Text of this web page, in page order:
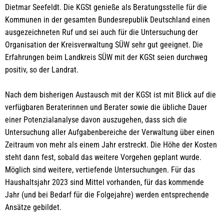
Dietmar Seefeldt. Die KGSt genieße als Beratungsstelle für die
Kommunen in der gesamten Bundesrepublik Deutschland einen
ausgezeichneten Ruf und sei auch für die Untersuchung der
Organisation der Kreisverwaltung SÜW sehr gut geeignet. Die
Erfahrungen beim Landkreis SÜW mit der KGSt seien durchweg
positiv, so der Landrat.
Nach dem bisherigen Austausch mit der KGSt ist mit Blick auf die
verfügbaren Beraterinnen und Berater sowie die übliche Dauer
einer Potenzialanalyse davon auszugehen, dass sich die
Untersuchung aller Aufgabenbereiche der Verwaltung über einen
Zeitraum von mehr als einem Jahr erstreckt. Die Höhe der Kosten
steht dann fest, sobald das weitere Vorgehen geplant wurde.
Möglich sind weitere, vertiefende Untersuchungen. Für das
Haushaltsjahr 2023 sind Mittel vorhanden, für das kommende
Jahr (und bei Bedarf für die Folgejahre) werden entsprechende
Ansätze gebildet.